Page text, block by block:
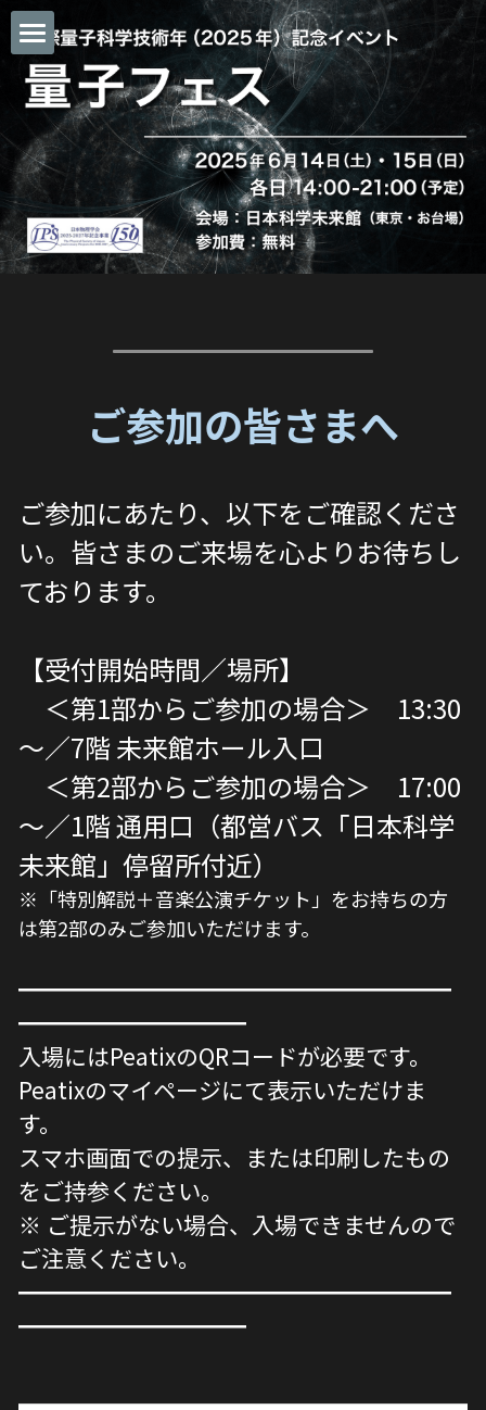
TOP
ご参加の皆様へ
開催概要
タイムスケジュール
第1部 講演会
スポンサー動画紹介
ご参加の皆さまへ
ご参加にあたり、以下をご確認くださ
い。皆さまのご来場を心よりお待ちし
ております。
【受付開始時間／場所】
＜第1部からご参加の場合＞　13:30
～／7階 未来館ホール入口
＜第2部からご参加の場合＞　17:00
～／1階 通用口（都営バス「日本科学
未来館」停留所付近）
※「特別解説＋音楽公演チケット」をお持ちの方
は第2部のみご参加いただけます。
━━━━━━━━━━━━━━━━━━━
━━━━━━━━━━
入場にはPeatixのQRコードが必要です。
Peatixのマイページにて表示いただけま
す。
スマホ画面での提示、または印刷したもの
をご持参ください。
※ ご提示がない場合、入場できませんので
ご注意ください。
━━━━━━━━━━━━━━━━━━━
━━━━━━━━━━